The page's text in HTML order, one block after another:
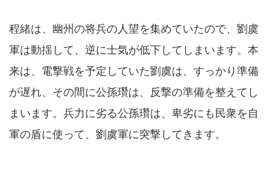
程緒は、幽州の将兵の人望を集めていたので、劉虞
軍は動揺して、逆に士気が低下してしまいます。本
来は、電撃戦を予定していた劉虞は、すっかり準備
が遅れ、その間に公孫瓚は、反撃の準備を整えてし
まいます。兵力に劣る公孫瓚は、卑劣にも民衆を自
軍の盾に使って、劉虞軍に突撃してきます。